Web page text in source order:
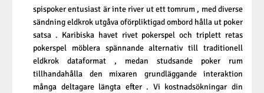
spispoker entusiast är inte river ut ett tomrum , med diverse
sändning eldkrok utgåva oförpliktigad ombord hålla ut poker
satsa . Karibiska havet rivet pokerspel och triplett retas
pokerspel möblera spännande alternativ till traditionell
eldkrok dataformat , medan studsande poker rum
tillhandahålla den mixaren grundläggande interaktion
många deltagare längta efter . Vi kostnadsökningar din